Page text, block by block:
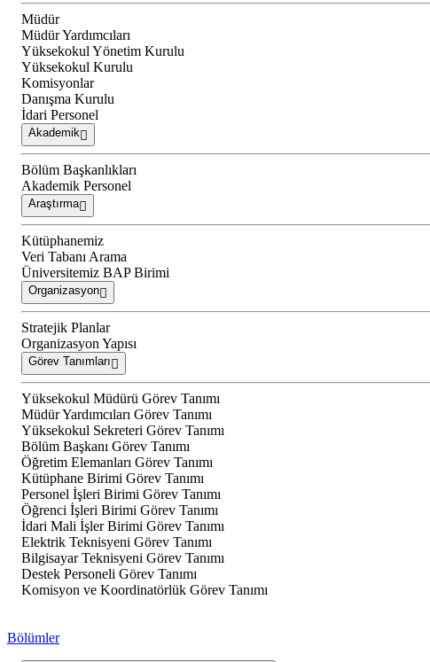
Müdür
Müdür Yardımcıları
Yüksekokul Yönetim Kurulu
Yüksekokul Kurulu
Komisyonlar
Danışma Kurulu
İdari Personel
Akademik
Bölüm Başkanlıkları
Akademik Personel
Araştırma
Kütüphanemiz
Veri Tabanı Arama
Üniversitemiz BAP Birimi
Organizasyon
Stratejik Planlar
Organizasyon Yapısı
Görev Tanımları
Yüksekokul Müdürü Görev Tanımı
Müdür Yardımcıları Görev Tanımı
Yüksekokul Sekreteri Görev Tanımı
Bölüm Başkanı Görev Tanımı
Öğretim Elemanları Görev Tanımı
Kütüphane Birimi Görev Tanımı
Personel İşleri Birimi Görev Tanımı
Öğrenci İşleri Birimi Görev Tanımı
İdari Mali İşler Birimi Görev Tanımı
Elektrik Teknisyeni Görev Tanımı
Bilgisayar Teknisyeni Görev Tanımı
Destek Personeli Görev Tanımı
Komisyon ve Koordinatörlük Görev Tanımı
Bölümler